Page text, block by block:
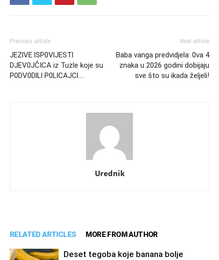
Previous article
JEZlVE lSP0VlJESTl
DJEV0JČICA iz Tuzle koje su
P0DV0DlLl P0LlCAJCl….
Next article
Baba vanga predvidjela: 0va 4
znaka u 2026 godini dobijaju
sve što su ikada željeli!
Urednik
RELATED ARTICLES MORE FROM AUTHOR
Deset tegoba koje banana bolje